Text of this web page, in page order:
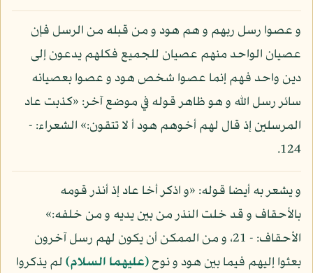
و عصوا رسل ربهم و هم هود و من قبله من الرسل فإن
عصيان الواحد منهم عصيان للجميع فكلهم يدعون إلى
دين واحد فهم إنما عصوا شخص هود و عصوا بعصيانه
سائر رسل الله و هو ظاهر قوله في موضع آخر: «كذبت عاد
المرسلين إذ قال لهم أخوهم هود أ لا تتقون:» الشعراء: -
124.
و يشعر به أيضا قوله: «و اذكر أخا عاد إذ أنذر قومه
بالأحقاف و قد خلت النذر من بين يديه و من خلفه:»
الأحقاف: - 21، و من الممكن أن يكون لهم رسل آخرون
بعثوا إليهم فيما بين هود و نوح(عليهما السلام)لم يذكروا